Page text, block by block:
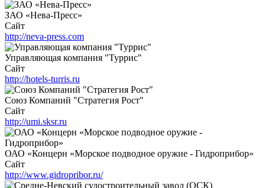
ЗАО «Нева-Пресс»
Сайт
http://neva-press.com
Управляющая компания "Туррис"
Сайт
http://hotels-turris.ru
Союз Компаний "Стратегия Рост"
Сайт
http://umi.sksr.ru
ОАО «Концерн «Морское подводное оружие - Гидроприбор»
Сайт
http://www.gidropribor.ru/